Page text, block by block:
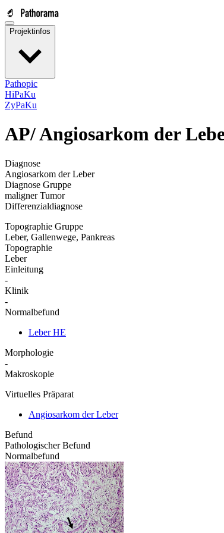
Projektinfos
Pathopic
HiPaKu
ZyPaKu
AP/Angiosarkom der
Diagnose
Angiosarkom der Leber
Diagnose Gruppe
maligner Tumor
Differenzialdiagnose
Topographie Gruppe
Leber, Gallenwege, Pankreas
Topographie
Leber
Einleitung
-
Klinik
-
Normalbefund
Leber HE
Morphologie
-
Makroskopie
Virtuelles Präparat
Angiosarkom der Leber
Befund
Pathologischer Befund
Normalbefund